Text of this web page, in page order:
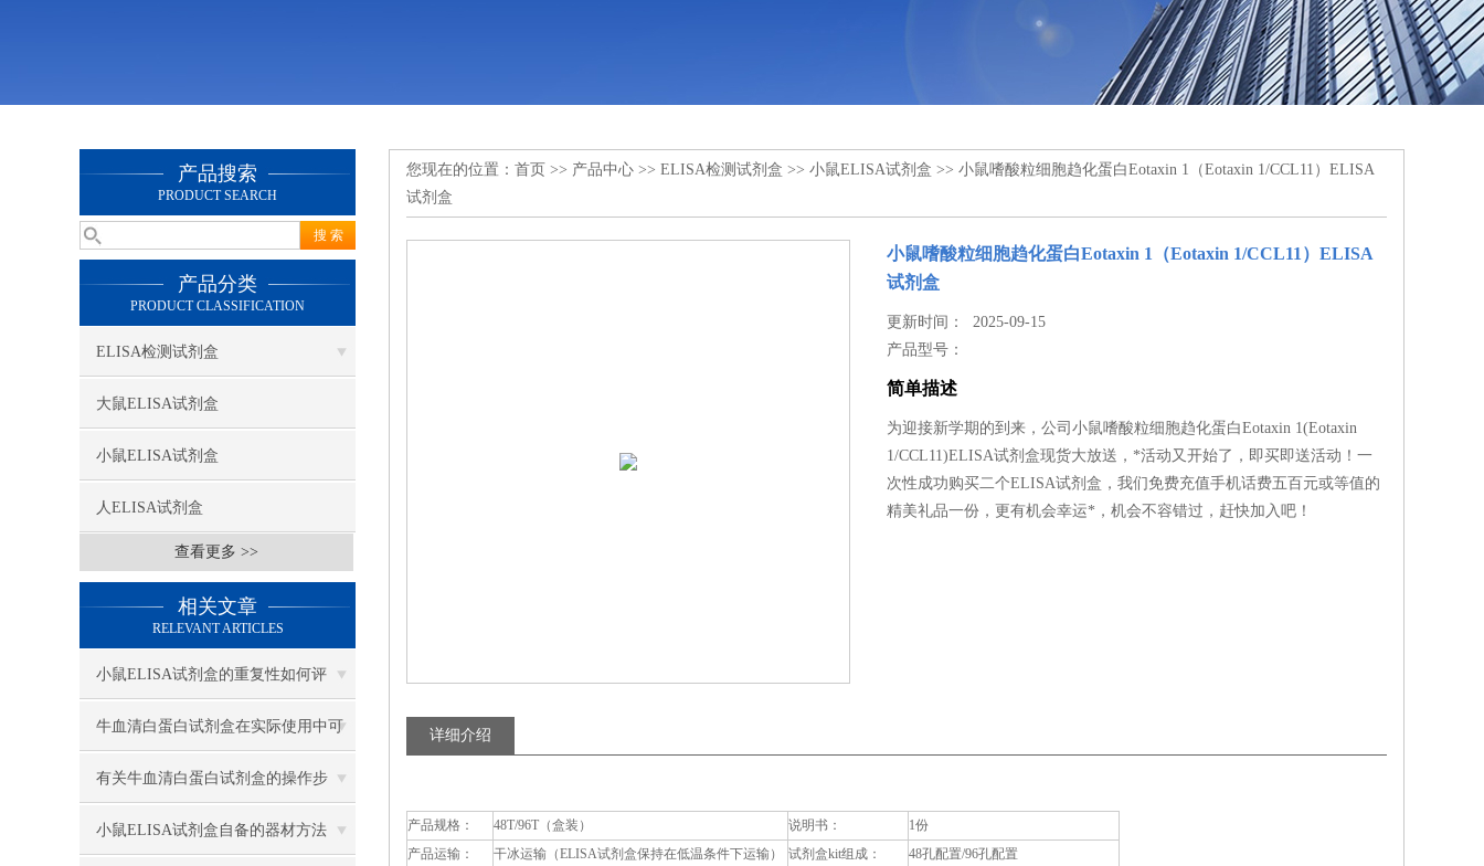
产品搜索
PRODUCT SEARCH
产品分类
PRODUCT CLASSIFICATION
ELISA检测试剂盒
大鼠ELISA试剂盒
小鼠ELISA试剂盒
人ELISA试剂盒
查看更多 >>
相关文章
RELEVANT ARTICLES
小鼠ELISA试剂盒的重复性如何评
估？
牛血清白蛋白试剂盒在实际使用中可
分为多种类型测定
有关牛血清白蛋白试剂盒的操作步
骤，以下有详细说明
小鼠ELISA试剂盒自备的器材方法
您现在的位置： 首页 >> 产品中心 >> ELISA检测试剂盒 >> 小鼠ELISA试剂盒 >> 小鼠嗜酸粒细胞趋化蛋白Eotaxin 1（Eotaxin 1/CCL11）ELISA
试剂盒
小鼠嗜酸粒细胞趋化蛋白Eotaxin 1（Eotaxin 1/CCL11）ELISA
试剂盒
更新时间： 2025-09-15
产品型号：
简单描述
为迎接新学期的到来，公司小鼠嗜酸粒细胞趋化蛋白Eotaxin 1(Eotaxin
1/CCL11)ELISA试剂盒现货大放送，*活动又开始了，即买即送活动！一
次性成功购买二个ELISA试剂盒，我们免费充值手机话费五百元或等值的
精美礼品一份，更有机会幸运*，机会不容错过，赶快加入吧！
详细介绍
产品规格： 48T/96T（盒装） 说明书：
1份
产品运输：
干冰运输（ELISA试剂盒保持在低温条件下运输） 试剂盒kit组成：
48孔配置/96孔配置